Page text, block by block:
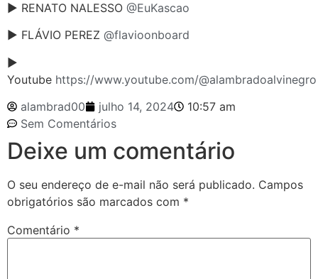
► RENATO NALESSO @EuKascao
► FLÁVIO PEREZ @flavioonboard
►
Youtube https://www.youtube.com/@alambradoalvinegro
alambrad00
julho 14, 2024
10:57 am
Sem Comentários
Deixe um comentário
O seu endereço de e-mail não será publicado. Campos
obrigatórios são marcados com *
Comentário *